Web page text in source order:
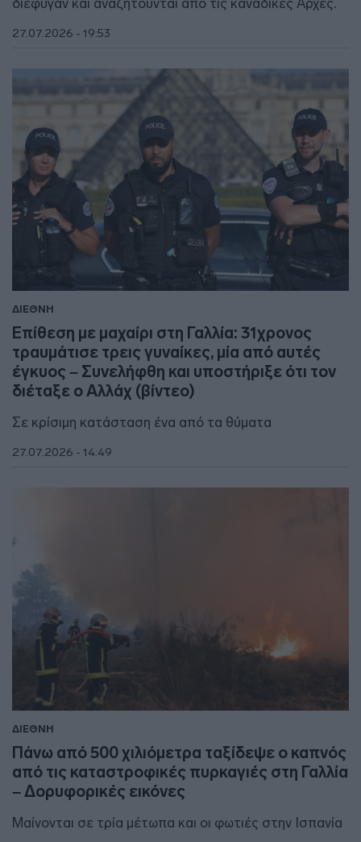
διέφυγαν και αναζητούνται από τις καναδικές Αρχές.
27.07.2026 - 19:53
ΔΙΕΘΝΗ
Επίθεση με μαχαίρι στη Γαλλία: 31χρονος
τραυμάτισε τρεις γυναίκες, μία από αυτές
έγκυος – Συνελήφθη και υποστήριξε ότι τον
διέταξε ο Αλλάχ (βίντεο)
Σε κρίσιμη κατάσταση ένα από τα θύματα
27.07.2026 - 14:49
ΔΙΕΘΝΗ
Πάνω από 500 χιλιόμετρα ταξίδεψε ο καπνός
από τις καταστροφικές πυρκαγιές στη Γαλλία
– Δορυφορικές εικόνες
Μαίνονται σε τρία μέτωπα και οι φωτιές στην Ισπανία